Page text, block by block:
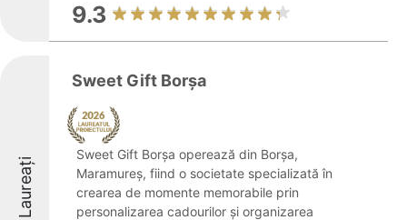
9.3
Laureați
Sweet Gift Borșa
Sweet Gift Borșa operează din Borșa,
Maramureș, fiind o societate specializată în
crearea de momente memorabile prin
personalizarea cadourilor și organizarea